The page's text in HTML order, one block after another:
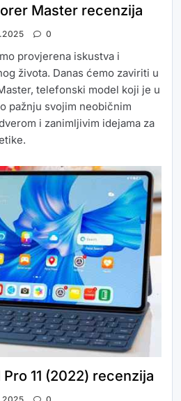
Master recenzija
0
provjerena iskustva i
života. Danas ćemo zaviriti u
telefonski model koji je u
pažnju svojim neobičnim
i zanimljivim idejama za
11 (2022) recenzija